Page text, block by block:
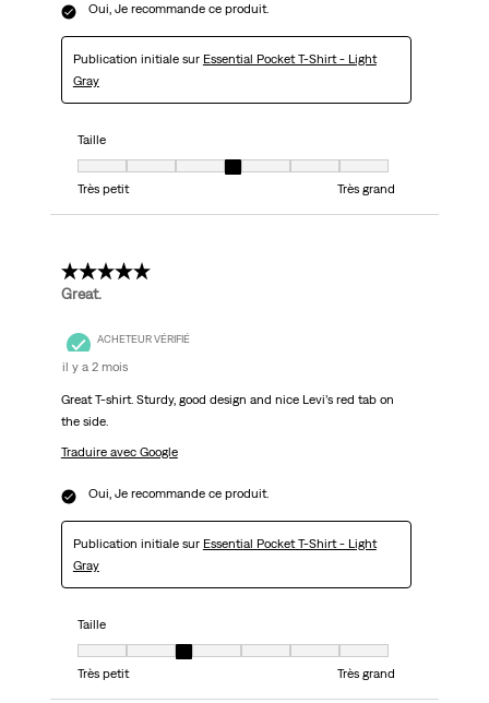
Oui, Je recommande ce produit.
Publication initiale sur Essential Pocket T-Shirt - Light
Gray
Taille
Taille, 4 sur 7, où 1 est égal à Très petit et 7 est égal à Très grand
Très petit
Très grand
4 étoile(s) sur 5.
Great.
ACHETEUR VÉRIFIÉ
il y a 2 mois
Great T-shirt. Sturdy, good design and nice Levi’s red tab on
the side.
Traduire avec Google
Oui, Je recommande ce produit.
Publication initiale sur Essential Pocket T-Shirt - Light
Gray
Taille
Taille, 3 sur 7, où 1 est égal à Très petit et 7 est égal à Très grand
Très petit
Très grand